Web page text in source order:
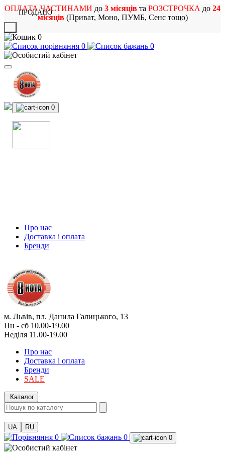
ОПЛАТА ЧАСТИНАМИ до 3 місяців та РОЗСТРОЧКА до 24
місяців(Приват, Моно, ПУМБ, Сенс тощо)
0
0
0
0
Про нас
Доставка і оплата
Бренди
м. Львів, пл. Данила Галицького, 13
Пн - сб 10.00-19.00
Неділя 11.00-19.00
Про нас
Доставка і оплата
Бренди
SALE
Каталог
UA RU
0 0 0
ПРОДАНО